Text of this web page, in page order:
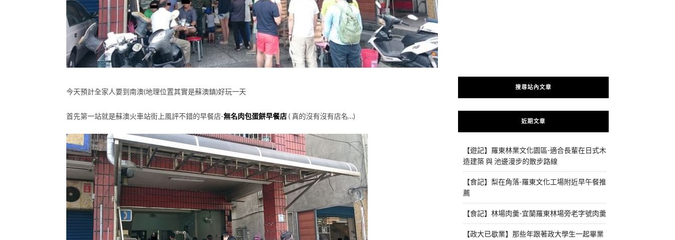
今天預計全家人要到南澳(地理位置其實是蘇澳鎮)好玩一天
首先第一站就是蘇澳火車站街上風評不錯的早餐店-無名肉包蛋餅早餐店 ( 真的沒有沒有店名…)
搜尋站內文章
近期文章
【遊記】羅東林業文化園區-適合長輩在日式木
造建築 與 池邊漫步的散步路線
【食記】梨在角落-羅東文化工場附近早午餐推
薦
【食記】林場肉羹-宜蘭羅東林場旁老字號肉羹
【政大已歇業】那些年跟著政大學生一起畢業